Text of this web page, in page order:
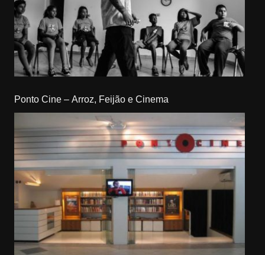
Ponto Cine – Arroz, Feijão e Cinema